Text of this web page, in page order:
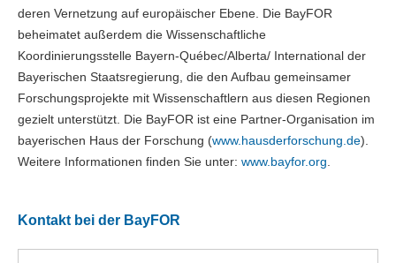
deren Vernetzung auf europäischer Ebene. Die BayFOR
beheimatet außerdem die Wissenschaftliche
Koordinierungsstelle Bayern-Québec/Alberta/ International der
Bayerischen Staatsregierung, die den Aufbau gemeinsamer
Forschungsprojekte mit Wissenschaftlern aus diesen Regionen
gezielt unterstützt. Die BayFOR ist eine Partner-Organisation im
bayerischen Haus der Forschung (www.hausderforschung.de).
Weitere Informationen finden Sie unter: www.bayfor.org
Kontakt bei der BayFOR